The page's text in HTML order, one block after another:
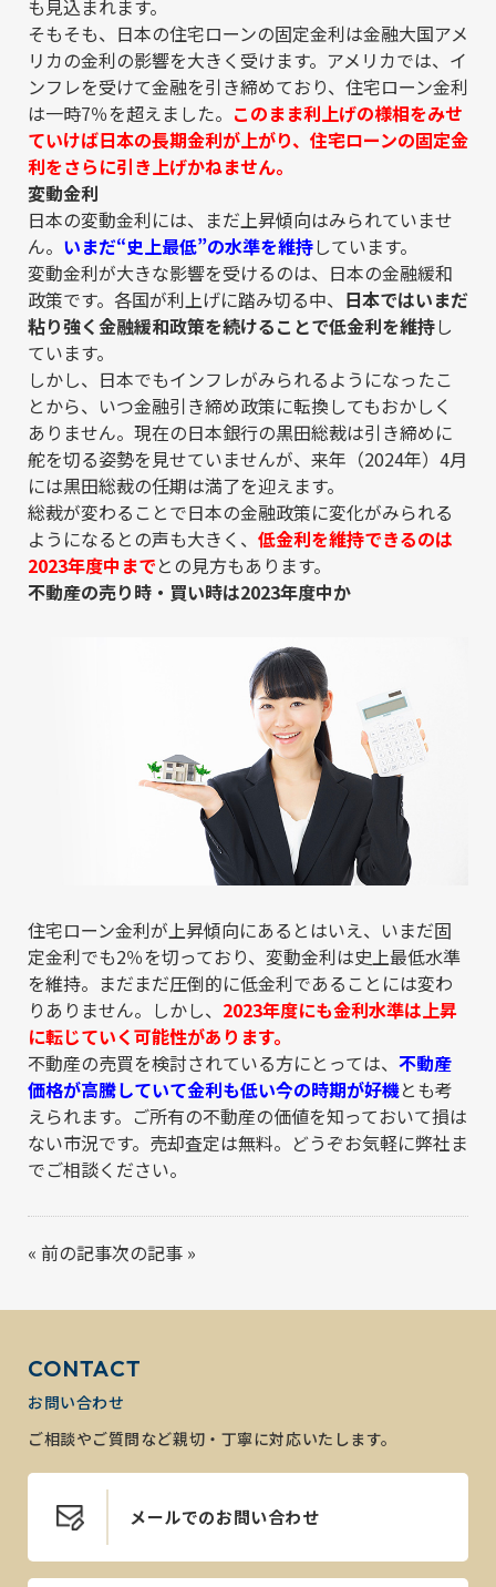
も見込まれます。
そもそも、日本の住宅ローンの固定金利は金融大国アメ
リカの金利の影響を大きく受けます。アメリカでは、イ
ンフレを受けて金融を引き締めており、住宅ローン金利
は一時7％を超えました。 このまま利上げの様相をみせ
ていけば日本の長期金利が上がり、住宅ローンの固定金
利をさらに引き上げかねません。
変動金利
日本の変動金利には、まだ上昇傾向はみられていませ
ん。 いまだ“史上最低”の水準を維持しています。
変動金利が大きな影響を受けるのは、日本の金融緩和
政策です。各国が利上げに踏み切る中、 日本ではいまだ
粘り強く金融緩和政策を続けることで低金利を維持し
ています。
しかし、日本でもインフレがみられるようになったこ
とから、いつ金融引き締め政策に転換してもおかしく
ありません。現在の日本銀行の黒田総裁は引き締めに
舵を切る姿勢を見せていませんが、来年（2024年）4月
には黒田総裁の任期は満了を迎えます。
総裁が変わることで日本の金融政策に変化がみられる
ようになるとの声も大きく、 低金利を維持できるのは
2023年度中までとの見方もあります。
不動産の売り時・買い時は2023年度中か
住宅ローン金利が上昇傾向にあるとはいえ、いまだ固
定金利でも2％を切っており、変動金利は史上最低水準
を維持。まだまだ圧倒的に低金利であることには変わ
りありません。しかし、 2023年度にも金利水準は上昇
に転じていく可能性があります。
不動産の売買を検討されている方にとっては、 不動産
価格が高騰していて金利も低い今の時期が好機とも考
えられます。ご所有の不動産の価値を知っておいて損は
ない市況です。売却査定は無料。どうぞお気軽に弊社ま
でご相談ください。
« 前の記事次の記事 »
CONTACT
お問い合わせ
ご相談やご質問など親切・丁寧に対応いたします。
メールでのお問い合わせ